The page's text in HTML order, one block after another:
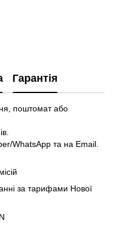
Гарантія
поштомат або
WhatsApp та на Email.
за тарифами Нової